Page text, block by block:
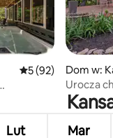
Średnia ocena: 5
5 (92)
Dom w:
Urocza
centrum
Lut Mar